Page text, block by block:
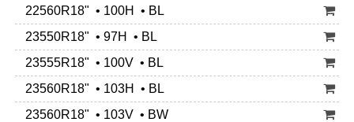
22560R18" • 100H • BL
23550R18" • 97H • BL
23555R18" • 100V • BL
23560R18" • 103H • BL
23560R18" • 103V • BW